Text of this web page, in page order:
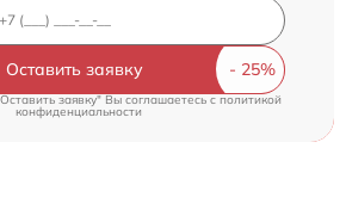
Оставить заявку
заявку" Вы соглашаетесь cполитикой
конфиденциальности